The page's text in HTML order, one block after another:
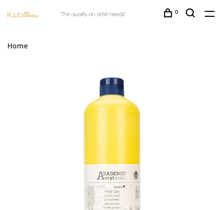
0
Home